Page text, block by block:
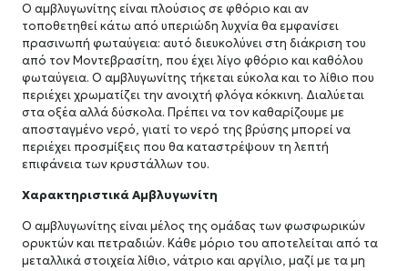
Ο αμβλυγωνίτης είναι πλούσιος σε φθόριο και αν
τοποθετηθεί κάτω από υπεριώδη λυχνία θα εμφανίσει
πρασινωπή φωταύγεια: αυτό διευκολύνει στη διάκριση του
από τον Μοντεβρασίτη, που έχει λίγο φθόριο και καθόλου
φωταύγεια. Ο αμβλυγωνίτης τήκεται εύκολα και το λίθιο που
περιέχει χρωματίζει την ανοιχτή φλόγα κόκκινη. Διαλύεται
στα οξέα αλλά δύσκολα. Πρέπει να τον καθαρίζουμε με
αποσταγμένο νερό, γιατί το νερό της βρύσης μπορεί να
περιέχει προσμίξεις που θα καταστρέψουν τη λεπτή
επιφάνεια των κρυστάλλων του.
Χαρακτηριστικά Αμβλυγωνίτη
Ο αμβλυγωνίτης είναι μέλος της ομάδας των φωσφωρικών
ορυκτών και πετραδιών. Κάθε μόριο του αποτελείται από τα
μεταλλικά στοιχεία λίθιο, νάτριο και αργίλιο, μαζί με τα μη